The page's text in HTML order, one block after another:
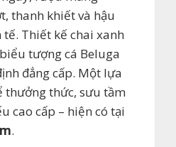
thanh khiết và hậu
Thiết kế chai xanh
tượng cá Beluga
đẳng cấp. Một lựa
thưởng thức, sưu tầm
cao cấp – hiện có tại
.